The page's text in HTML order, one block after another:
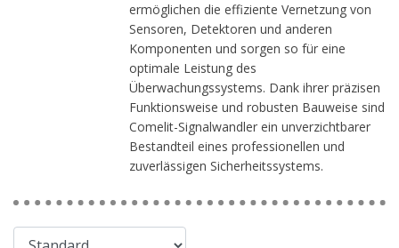
ermöglichen die effiziente Vernetzung von
Sensoren, Detektoren und anderen
Komponenten und sorgen so für eine
optimale Leistung des
Überwachungssystems. Dank ihrer präzisen
Funktionsweise und robusten Bauweise sind
Comelit-Signalwandler ein unverzichtbarer
Bestandteil eines professionellen und
zuverlässigen Sicherheitssystems.